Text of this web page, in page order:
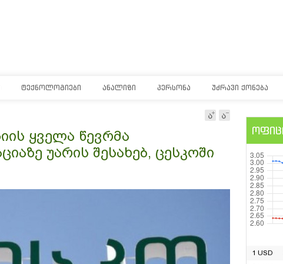
ᲢᲔᲥᲜᲝᲚᲝᲒᲘᲔᲑᲘ ᲐᲜᲐᲚᲘᲖᲘ ᲞᲔᲠᲡᲝᲜᲐ ᲣᲫᲠᲐᲕᲘ ᲥᲝᲜᲔᲑᲐ
ყველა წევრმა
უარის შესახებ, ცესკოში
1 USD